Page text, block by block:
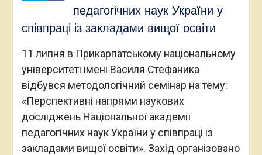
педагогічних наук України у
співпраці із закладами вищої освіти
11 липня в Прикарпатському національному
університеті імені Василя Стефаника
відбувся методологічний семінар на тему:
«Перспективні напрями наукових
досліджень Національної академії
педагогічних наук України у співпраці із
закладами вищої освіти». Захід організовано